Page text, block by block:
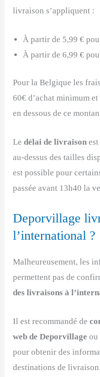
livraison s’appliquent :
À partir de 5,99 €
À partir de 6,99 €
Pour la Belgique les
60€ d’achat minimum
en dessous de ce
Ledélai de livraison
au-dessus des tailles
est possible pour
passée avant 13h40 la
Deporvillage
l’international ?
Malheureusement, les
permettent pas de
des livraisons à
Il est recommandé de
web de Deporvillage ou
pour obtenir des
destinations de livraison.